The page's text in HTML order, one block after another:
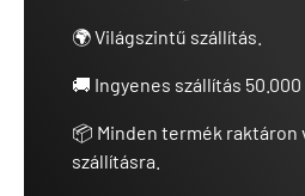
🌍 Világszintű szállítás.
🚚 Ingyenes szállítás
📦 Minden termék raktáron
szállításra.